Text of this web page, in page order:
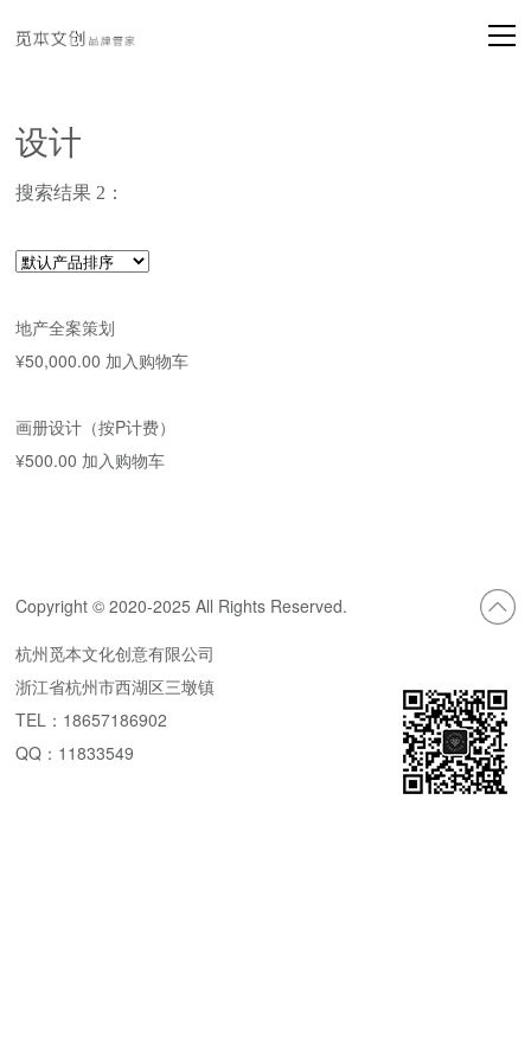
设计
搜索结果 2：
地产全案策划
¥50,000.00 加入购物车
画册设计（按P计费）
¥500.00 加入购物车
Copyright © 2020-2025 All Rights Reserved.
杭州觅本文化创意有限公司
浙江省杭州市西湖区三墩镇
TEL：18657186902
QQ：11833549